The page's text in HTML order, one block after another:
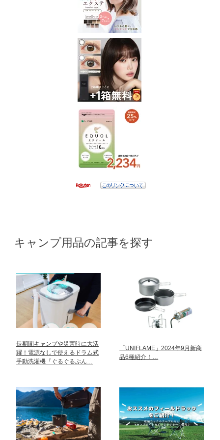
キャンプ用品の記事を探す
長期間キャンプや災害時に大活
躍！電源なしで使えるドラム式
手動洗濯機『ぐるぐるぶん…
「UNIFLAME」2024年9月新商
品6種紹介！…